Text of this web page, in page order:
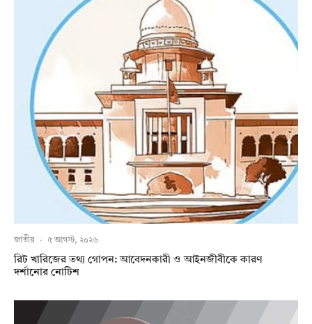
জাতীয় · ৫ আগস্ট, ২০২৬
রিট খারিজের তথ্য গোপন: আবেদনকারী ও আইনজীবীকে কারণ
দর্শানোর নোটিশ